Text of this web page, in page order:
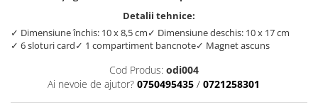
Detalii tehnice:
✓ Dimensiune închis: 10 x 8,5 cm✓ Dimensiune deschis: 10 x 17 cm
✓ 6 sloturi card✓ 1 compartiment bancnote✓ Magnet ascuns
Cod Produs: odi004
Ai nevoie de ajutor? 0750495435 / 0721258301